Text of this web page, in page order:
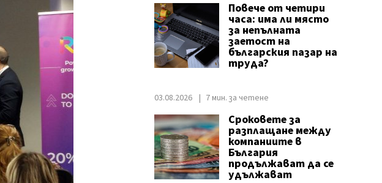
Повече от четири
часа: има ли място
за непълната
заетост на
българския пазар на
труда?
03.08.2026 7 мин. за четене
Сроковете за
разплащане между
компаниите в
България
продължават да се
удължават